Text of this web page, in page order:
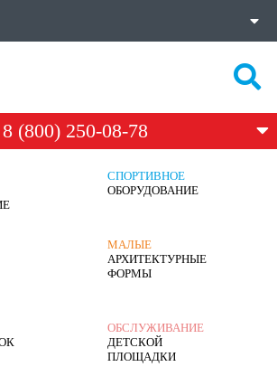
8 (800) 250-08-78
СПОРТИВНОЕ
ОБОРУДОВАНИЕ
МАЛЫЕ
АРХИТЕКТУРНЫЕ
ФОРМЫ
ОБСЛУЖИВАНИЕ
ДЕТСКОЙ
ПЛОЩАДКИ